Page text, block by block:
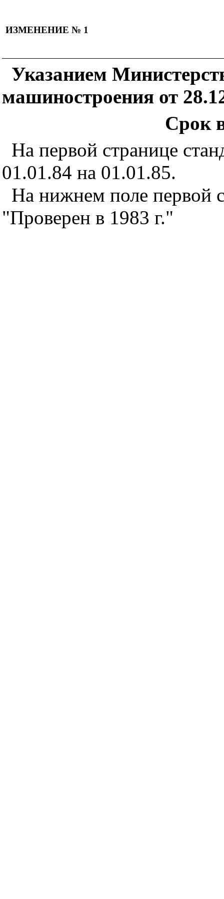
ИЗМЕНЕНИЕ № 1
Указанием
машиностроения от
Срок
На первой странице
01.01.84 на 01.01.85.
На нижнем поле первой
"Проверен в 1983 г."